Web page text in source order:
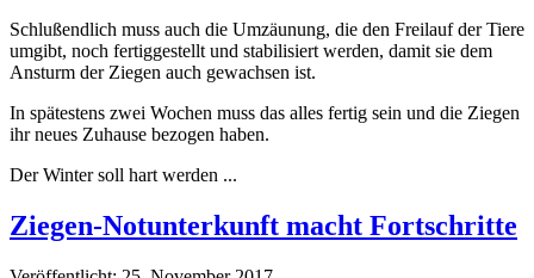
Schlußendlich muss auch die Umzäunung, die den Freilauf der Tiere
umgibt, noch fertiggestellt und stabilisiert werden, damit sie dem
Ansturm der Ziegen auch gewachsen ist.
In spätestens zwei Wochen muss das alles fertig sein und die Ziegen
ihr neues Zuhause bezogen haben.
Der Winter soll hart werden ...
Ziegen-Notunterkunft macht Fortschritte